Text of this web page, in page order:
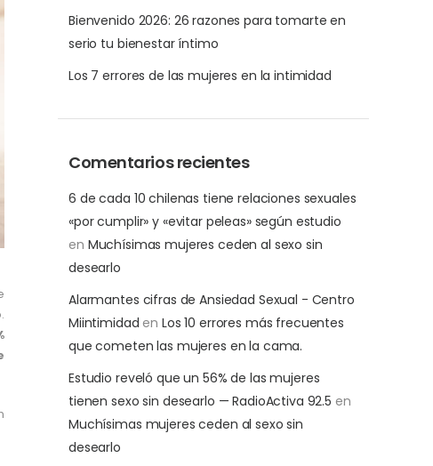
Bienvenido 2026: 26 razones para tomarte en
serio tu bienestar íntimo
Los 7 errores de las mujeres en la intimidad
Comentarios recientes
6 de cada 10 chilenas tiene relaciones sexuales
«por cumplir» y «evitar peleas» según estudio
en Muchísimas mujeres ceden al sexo sin
desearlo
Alarmantes cifras de Ansiedad Sexual - Centro
Miintimidad en Los 10 errores más frecuentes
que cometen las mujeres en la cama.
Estudio reveló que un 56% de las mujeres
tienen sexo sin desearlo — RadioActiva 92.5 en
Muchísimas mujeres ceden al sexo sin
desearlo